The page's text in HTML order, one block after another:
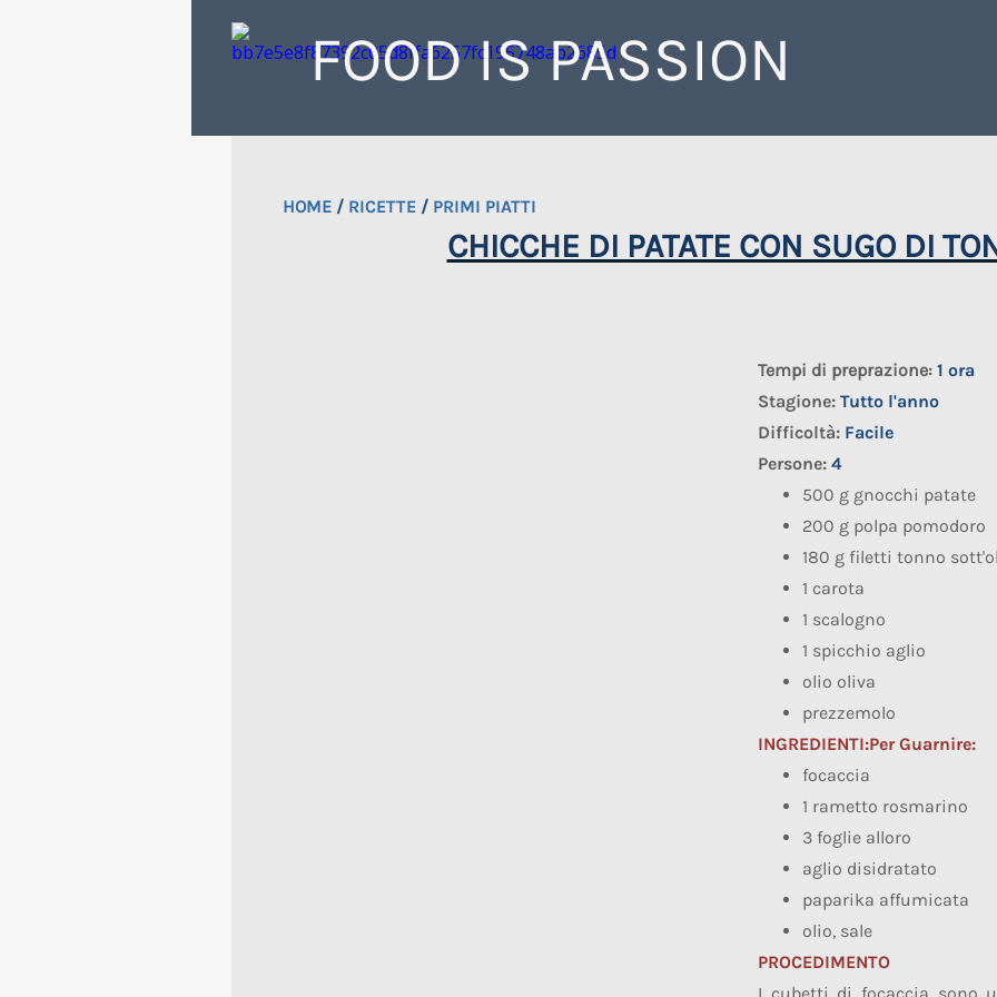
FOOD IS PASSION
HOME / RICETTE / PRIMI PIATTI
CHICCHE DI PATATE CON SUGO DI
Tempi di preprazione: 1 ora
Stagione: Tutto l'anno
Difficoltà: Facile
Persone: 4
500 g gnocchi patate
200 g polpa pomodoro
180 g filetti tonno
1 carota
1 scalogno
1 spicchio aglio
olio oliva
prezzemolo
INGREDIENTI:Per Guarnire:
focaccia
1 rametto rosmarino
3 foglie alloro
aglio disidratato
paparika affumicata
olio, sale
PROCEDIMENTO